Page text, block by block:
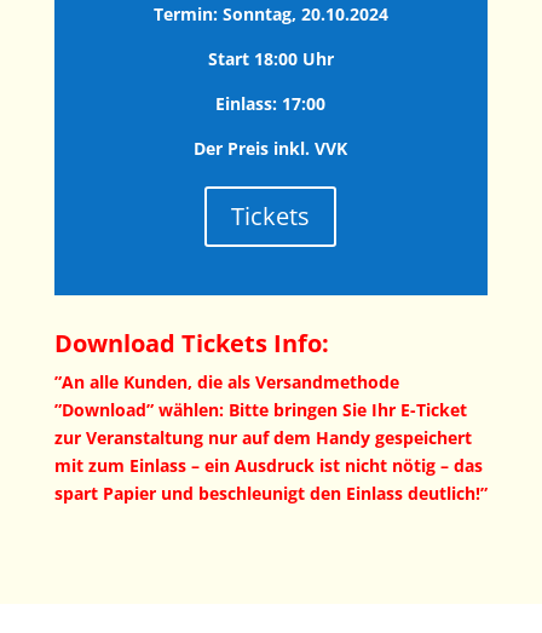
Termin: Sonntag, 20.10.2024
Start 18:00 Uhr
Einlass: 17:00
Der Preis inkl. VVK
Tickets
Download Tickets Info:
”An alle Kunden, die als Versandmethode
”Download” wählen: Bitte bringen Sie Ihr E-Ticket
zur Veranstaltung nur auf dem Handy gespeichert
mit zum Einlass – ein Ausdruck ist nicht nötig – das
spart Papier und beschleunigt den Einlass deutlich!”